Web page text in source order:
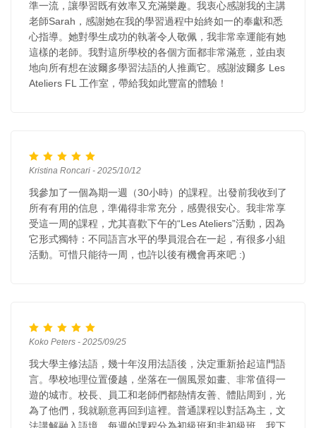
準一流，讓學習既有效率又充滿樂趣。我衷心感謝我的主講
老師Sarah，感謝她在我的學習過程中始終如一的奉獻和悉
心指導。她對學生成功的執著令人敬佩，我非常幸運能有她
這樣的老師。我對這所學校的各個方面都非常滿意，並由衷
地向所有想在波爾多學習法語的人推薦它。感謝波爾多 Les
Ateliers FL 工作室，帶給我如此豐富的體驗！
Kristina Roncari - 2025/10/12
我參加了一個為期一週（30小時）的課程。出發前我收到了
所有有用的信息，準備得非常充分，感覺很安心。我非常享
受這一周的課程，尤其喜歡下午的“Les Ateliers”活動，因為
它形式獨特：不同語言水平的學員混合在一起，有很多小組
活動。可惜只能待一周，也許以後有機會再來吧 :)
Koko Peters - 2025/09/25
我大學主修法語，幾十年沒用法語後，決定重新拾起這門語
言。學校地理位置優越，坐落在一個風景如畫、非常值得一
遊的城市。校長、員工和老師們都熱情友善、體貼周到，光
為了他們，我就願意再回到這裡。普通課程以對話為主，文